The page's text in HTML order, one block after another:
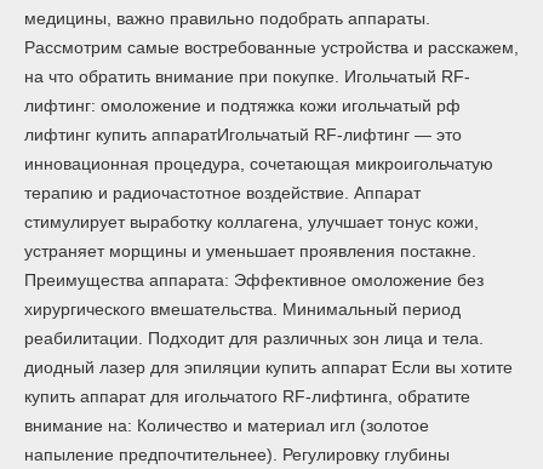
медицины, важно правильно подобрать аппараты.
Рассмотрим самые востребованные устройства и расскажем,
на что обратить внимание при покупке. Игольчатый RF-
лифтинг: омоложение и подтяжка кожи игольчатый рф
лифтинг купить аппаратИгольчатый RF-лифтинг — это
инновационная процедура, сочетающая микроигольчатую
терапию и радиочастотное воздействие. Аппарат
стимулирует выработку коллагена, улучшает тонус кожи,
устраняет морщины и уменьшает проявления постакне.
Преимущества аппарата: Эффективное омоложение без
хирургического вмешательства. Минимальный период
реабилитации. Подходит для различных зон лица и тела.
диодный лазер для эпиляции купить аппарат Если вы хотите
купить аппарат для игольчатого RF-лифтинга, обратите
внимание на: Количество и материал игл (золотое
напыление предпочтительнее). Регулировку глубины